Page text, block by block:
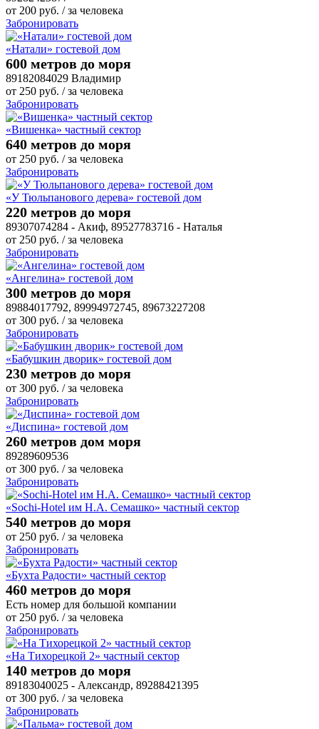
от 200 руб. / за человека
Забронировать
«Натали» гостевой дом
600 метров до моря
89182084029 Владимир
от 250 руб. / за человека
Забронировать
«Вишенка» частный сектор
640 метров до моря
от 250 руб. / за человека
Забронировать
«У Тюльпанового дерева» гостевой дом
220 метров до моря
89307074284 - Акиф, 89527783716 - Наталья
от 250 руб. / за человека
Забронировать
«Ангелина» гостевой дом
300 метров до моря
89884017792, 89994972745, 89673227208
от 300 руб. / за человека
Забронировать
«Бабушкин дворик» гостевой дом
230 метров до моря
от 300 руб. / за человека
Забронировать
«Диспина» гостевой дом
260 метров дом моря
89289609536
от 300 руб. / за человека
Забронировать
«Sochi-Hotel им Н.А. Семашко» частный сектор
540 метров до моря
от 250 руб. / за человека
Забронировать
«Бухта Радости» частный сектор
460 метров до моря
Есть номер для большой компании
от 250 руб. / за человека
Забронировать
«На Тихорецкой 2» частный сектор
140 метров до моря
89183040025 - Александр, 89288421395
от 300 руб. / за человека
Забронировать